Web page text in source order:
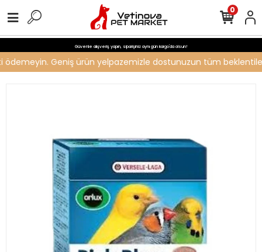
Güvenle alışveriş yapın, siparişiniz aynı gün kargo'da olsun!
Geniş ürün yelpazemizle dostunuzun tüm
0